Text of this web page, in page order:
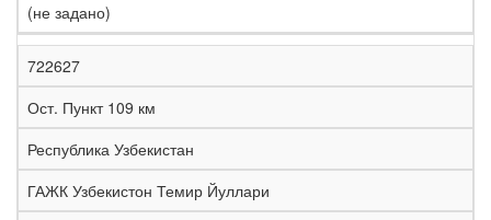
(не задано)
722627
Ост. Пункт 109 км
Республика Узбекистан
ГАЖК Узбекистон Темир Йуллари